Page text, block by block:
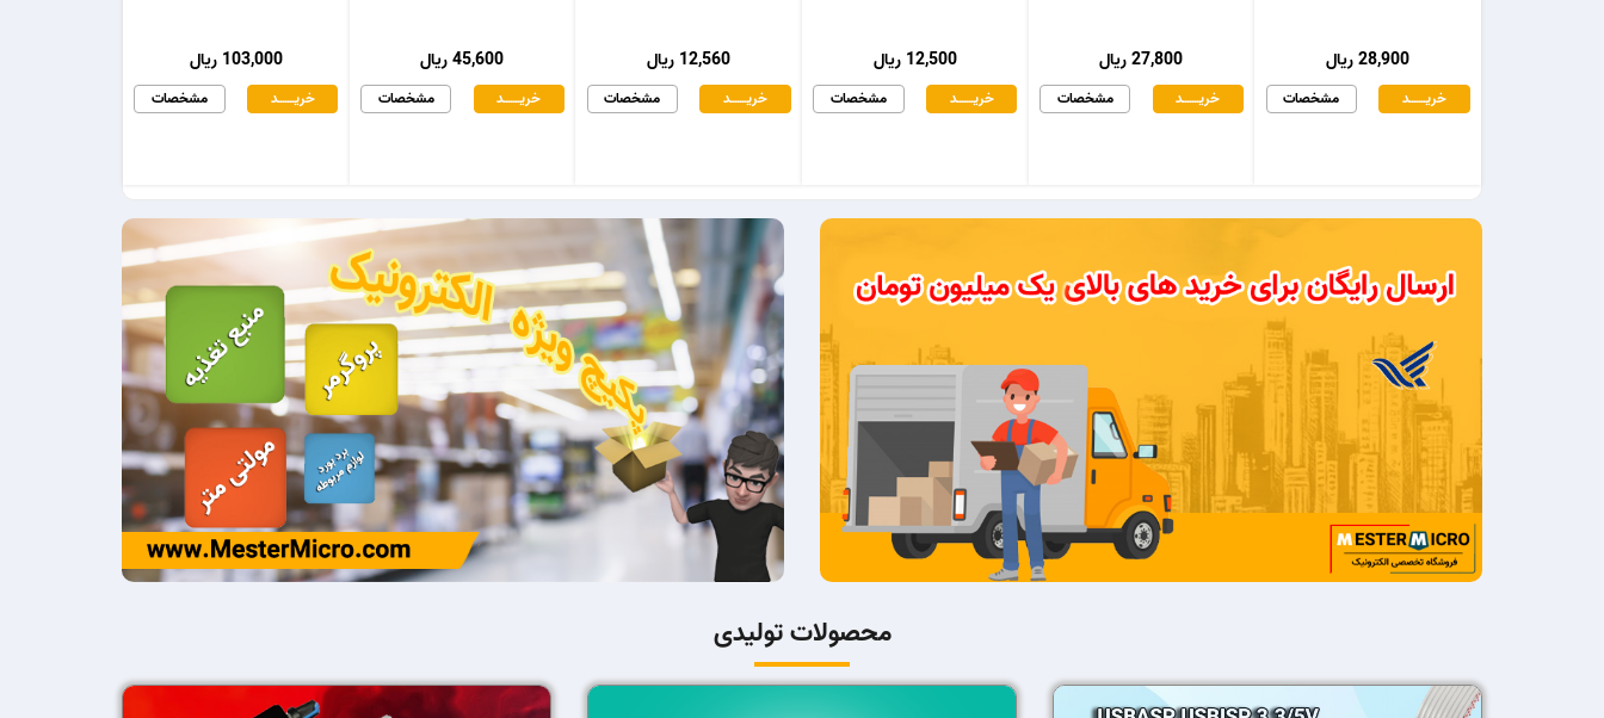
103,000 ریال
مشخصات خریـــــــد
45,600 ریال
مشخصات خریـــــــد
12,560 ریال
مشخصات خریـــــــد
12,500 ریال
مشخصات خریـــــــد
27,800 ریال
مشخصات خریـــــــد
28,900 ریال
مشخصات خریـــــــد
محصولات تولیدی